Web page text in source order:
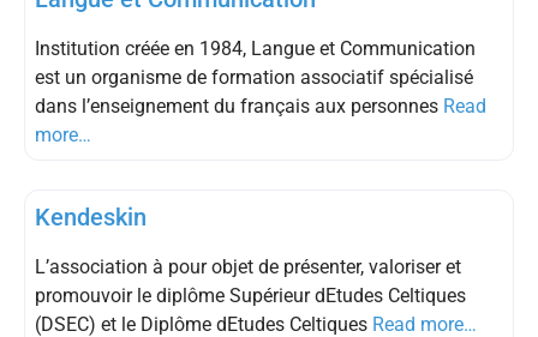
Institution créée en 1984, Langue et Communication
est un organisme de formation associatif spécialisé
dans l’enseignement du français aux personnes Read
more…
Kendeskin
L’association à pour objet de présenter, valoriser et
promouvoir le diplôme Supérieur dEtudes Celtiques
(DSEC) et le Diplôme dEtudes Celtiques Read more…